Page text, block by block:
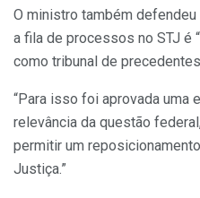
O ministro também
a fila de processos no STJ é
como tribunal de
“Para isso foi aprovada uma
relevância da questão
permitir um
Justiça.”